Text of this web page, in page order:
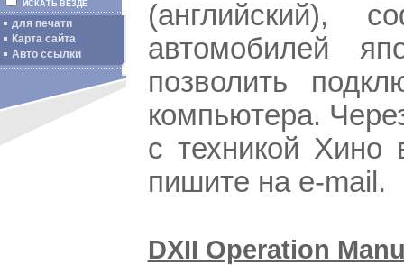
ИСКАТЬ ВЕЗДЕ
для печати
Карта сайта
Авто ссылки
(английский),
автомобилей
позволить
компьютера.
с техникой
пишите на e-mail.
DXII Operation